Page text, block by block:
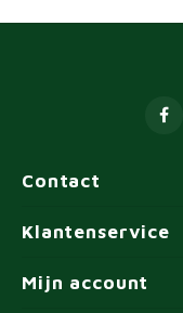
Contact
Klantenservice
Mijn account